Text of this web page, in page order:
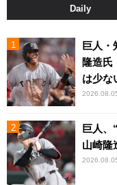
Daily
巨人・
隆造氏
は少な
巨人、
山崎隆